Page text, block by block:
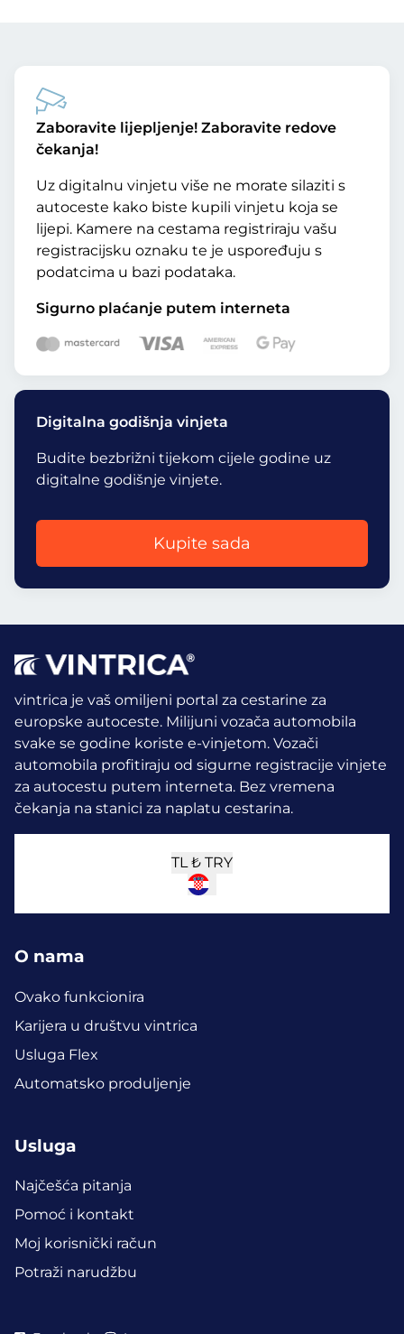
Zaboravite lijepljenje! Zaboravite redove
čekanja!
Uz digitalnu vinjetu više ne morate silaziti s
autoceste kako biste kupili vinjetu koja se
lijepi. Kamere na cestama registriraju vašu
registracijsku oznaku te je uspoređuju s
podatcima u bazi podataka.
Sigurno plaćanje putem interneta
Digitalna godišnja vinjeta
Budite bezbrižni tijekom cijele godine uz
digitalne godišnje vinjete.
Kupite sada
vintrica je vaš omiljeni portal za cestarine za
europske autoceste. Milijuni vozača automobila
svake se godine koriste e-vinjetom. Vozači
automobila profitiraju od sigurne registracije vinjete
za autocestu putem interneta. Bez vremena
čekanja na stanici za naplatu cestarina.
TL ₺ TRY
O nama
Ovako funkcionira
Karijera u društvu vintrica
Usluga Flex
Automatsko produljenje
Usluga
Najčešća pitanja
Pomoć i kontakt
Moj korisnički račun
Potraži narudžbu